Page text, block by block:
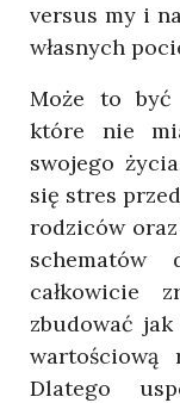
versus my i
własnych
Może to być
które nie
swojego
się stres
rodziców
całkowicie
zbudować
wartościową
Dlatego